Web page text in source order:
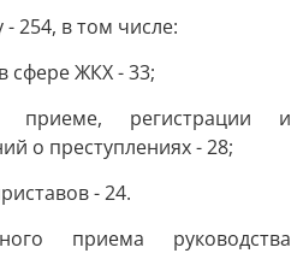
254, в том числе:
сфере ЖКХ - 33;
регистрации и
о преступлениях - 28;
- 24.
приема руководства